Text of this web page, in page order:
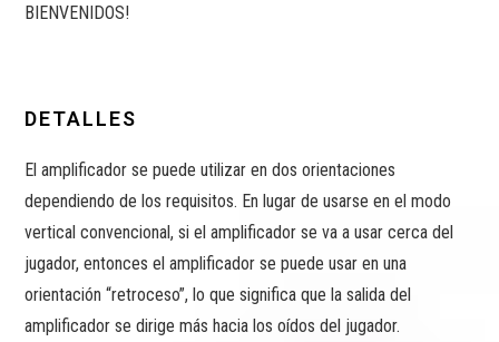
BIENVENIDOS!
DETALLES
El amplificador se puede utilizar en dos orientaciones
dependiendo de los requisitos. En lugar de usarse en el modo
vertical convencional, si el amplificador se va a usar cerca del
jugador, entonces el amplificador se puede usar en una
orientación “retroceso”, lo que significa que la salida del
amplificador se dirige más hacia los oídos del jugador.